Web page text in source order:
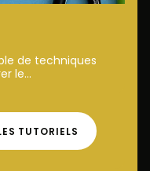
de techniques
le...
TUTORIELS